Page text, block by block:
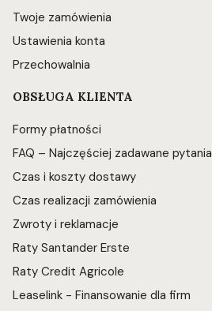
Twoje zamówienia
Ustawienia konta
Przechowalnia
OBSŁUGA KLIENTA
Formy płatności
FAQ – Najczęściej zadawane pytania
Czas i koszty dostawy
Czas realizacji zamówienia
Zwroty i reklamacje
Raty Santander Erste
Raty Credit Agricole
Leaselink - Finansowanie dla firm